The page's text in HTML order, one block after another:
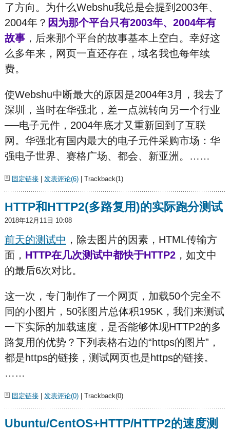
了方向。为什么Webshu我总是会提到2003年、
2004年？ 因为那个平台只有2003年、2004年有
故事，后来那个平台的故事基本上空白。幸好这
么多年来，网页一直还存在，域名我也每年续
费。
使Webshu中断最大的原因是2004年3月，我去了
深圳，当时在华强北，差一点就转向另一个行业
──电子元件，2004年底才又重新回到了互联
网。华强北有国内最大的电子元件采购市场：华
强电子世界、赛格广场、都会、新亚洲。……
固定链接| 发表评论(6)| Trackback(1)
HTTP和HTTP2(多路复用)的实际跑分测试
2018年12月11日 10:08
前天的测试中 ，除去图片的因素，HTML传输方
面， HTTP在几次测试中都快于HTTP2，如文中
的最后6次对比。
这一次，专门制作了一个网页，加载50个完全不
同的小图片，50张图片总体积195K，我们来测试
一下实际的加载速度，是否能够体现HTTP2的多
路复用的优势？下列表格右边的“https的图片”，
都是https的链接，测试网页也是https的链接。
……
固定链接| 发表评论(0)| Trackback(0)
Ubuntu/CentOS+HTTP/HTTP2的速度测